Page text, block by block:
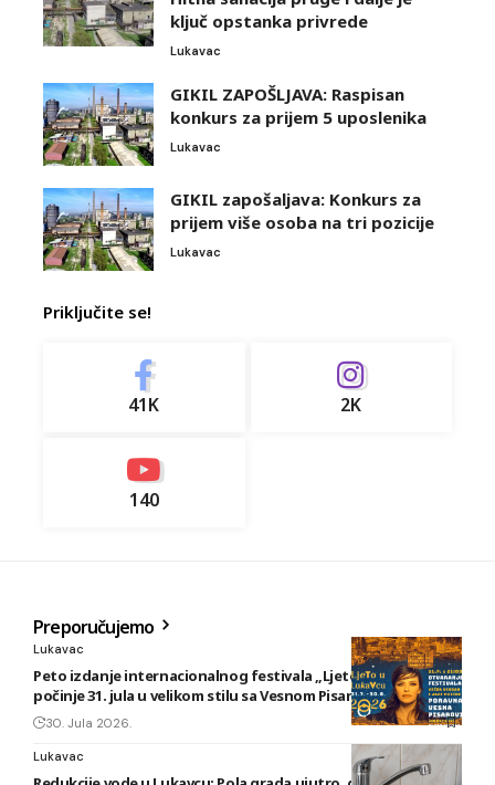
ključ opstanka privrede
Lukavac
GIKIL ZAPOŠLJAVA: Raspisan
konkurs za prijem 5 uposlenika
Lukavac
GIKIL zapošaljava: Konkurs za
prijem više osoba na tri pozicije
Lukavac
Priključite se!
41K 2K
140
Preporučujemo
Lukavac
Peto izdanje internacionalnog festivala „Ljeto u Lukavcu“
počinje 31. jula u velikom stilu sa Vesnom Pisarović
30. Jula 2026.
Lukavac